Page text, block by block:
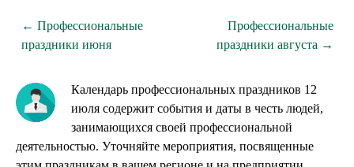
← Профессиональные
праздники июня
Профессиональные
праздники августа →
Календарь профессиональных праздников 12
июля содержит события и даты в честь людей,
занимающихся своей профессиональной
деятельностью. Уточняйте мероприятия, посвященные